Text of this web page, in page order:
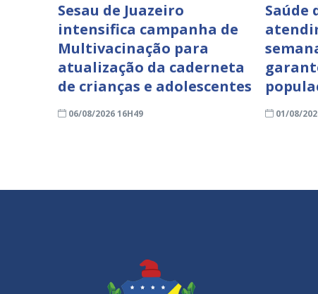
Sesau de Juazeiro
intensifica campanha de
Multivacinação para
atualização da caderneta
de crianças e adolescentes
06/08/2026 16H49
Saúde
01/08/